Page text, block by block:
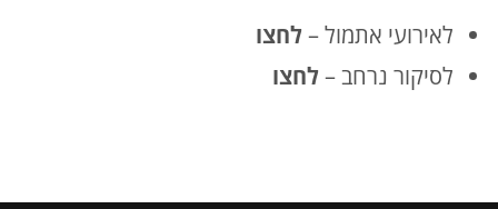
לאירועי אתמול –לחצו
לסיקור נרחב –לחצו